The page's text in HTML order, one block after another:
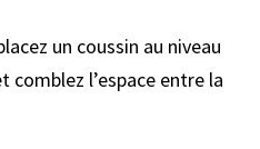
un coussin au niveau
comblez l’espace entre la